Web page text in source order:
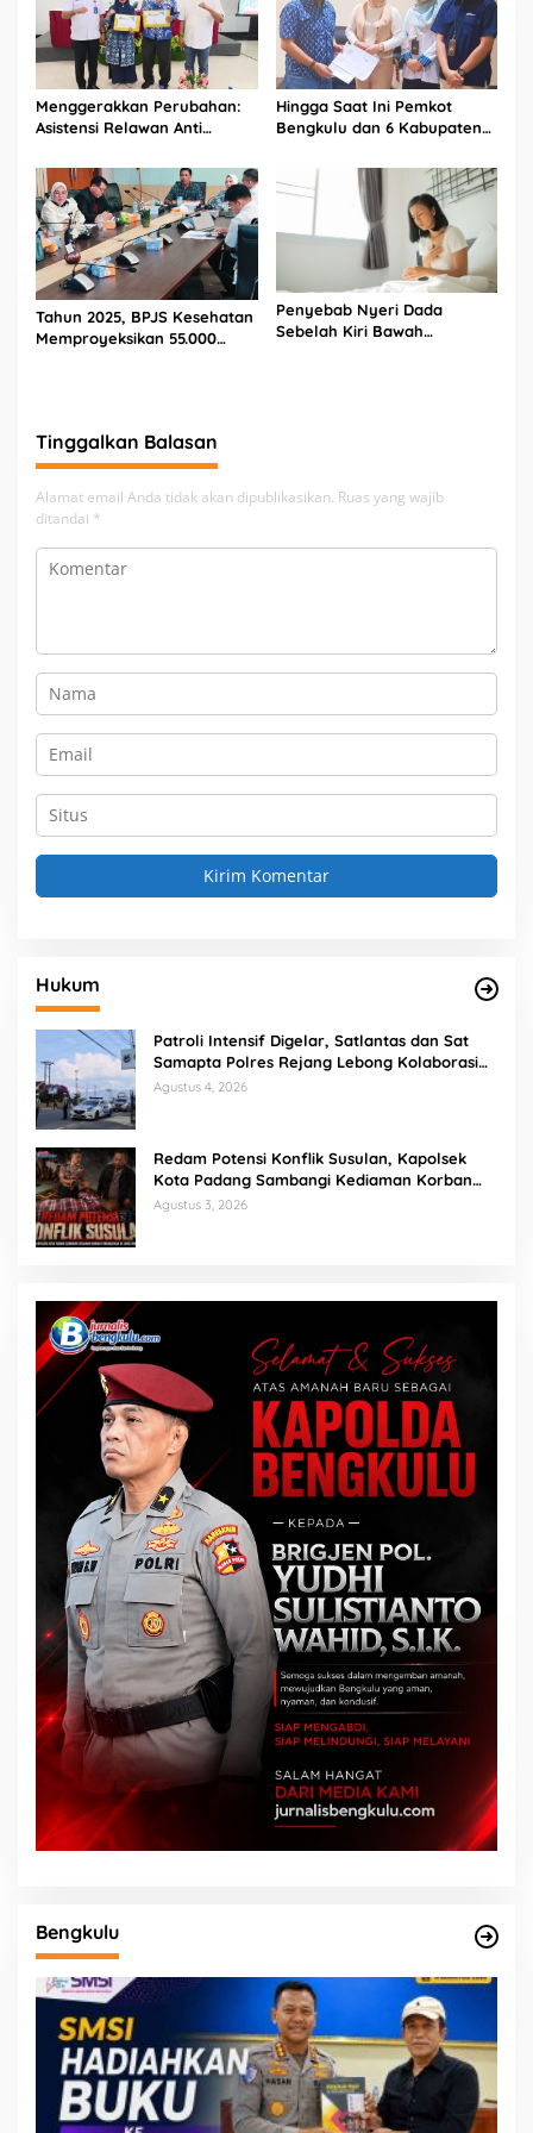
Menggerakkan Perubahan:
Asistensi Relawan Anti
Lebih Baik
Hingga Saat Ini Pemkot
Bengkulu dan 6 Kabupaten
Ketenagakerjaan Bagi
Pekerja Rentan
Tahun 2025, BPJS Kesehatan
Memproyeksikan 55.000
Penyebab Nyeri Dada
Sebelah Kiri Bawah
Tinggalkan Balasan
Alamat email Anda tidak akan dipublikasikan. Ruas yang wajib
ditandai *
Hukum
Patroli Intensif Digelar, Satlantas dan Sat
Samapta Polres Rejang Lebong Kolaborasi
Berantas Balap Liar
Agustus 4, 2026
Redam Potensi Konflik Susulan, Kapolsek
Kota Padang Sambangi Kediaman Korban
Penganiayaan di Lubuk Mumpo
Agustus 3, 2026
Bengkulu